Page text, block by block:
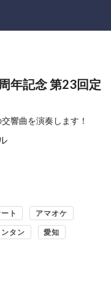
年記念 第23回定
響曲を演奏します！
ト アマオケ
タン 愛知